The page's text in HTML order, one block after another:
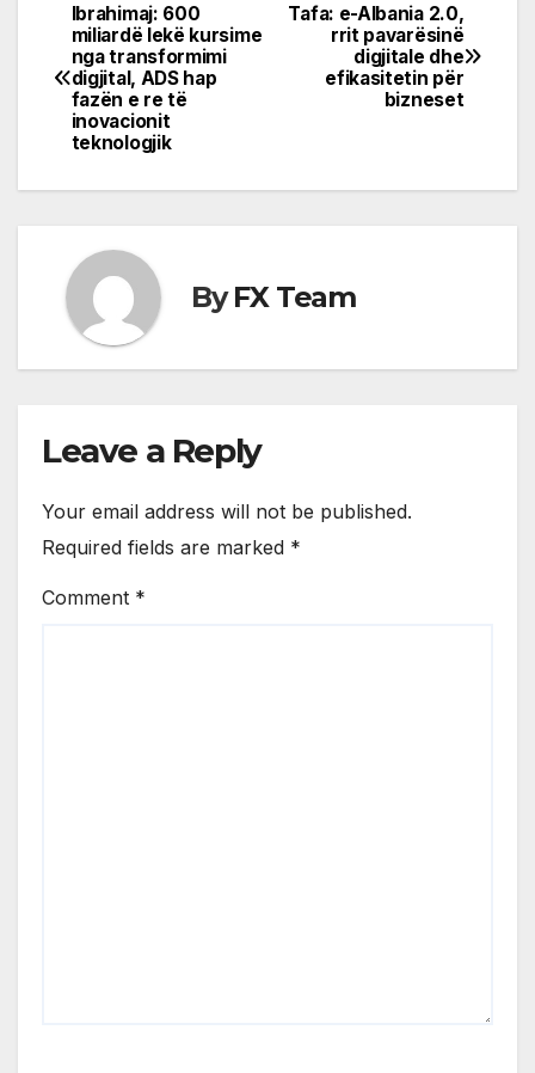
Post
navigation
Tafa: e-Albania 2.0,
rrit pavarësinë
digjitale dhe
efikasitetin për
bizneset
Ibrahimaj: 600
miliardë lekë kursime
nga transformimi
digjital, ADS hap
fazën e re të
inovacionit
teknologjik
ByFX Team
Leave a Reply
Your email address will not be published.
Required fields are marked *
Comment *